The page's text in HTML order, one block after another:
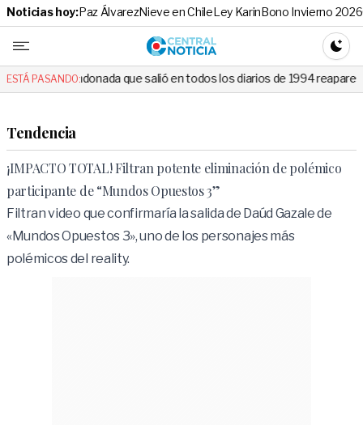
Noticias hoy:Paz ÁlvarezNieve en ChileLey KarinBono Invierno 2026
Central
ESTÁ PASANDO:
que salió en todos los diarios de 1994 reapareció e hizo llorar a
Tendencia
¡IMPACTO TOTAL! Filtran potente eliminación de polémico
participante de “Mundos Opuestos 3”
Filtran video que confirmaría la salida de Daúd Gazale de
«Mundos Opuestos 3», uno de los personajes más
polémicos del reality.